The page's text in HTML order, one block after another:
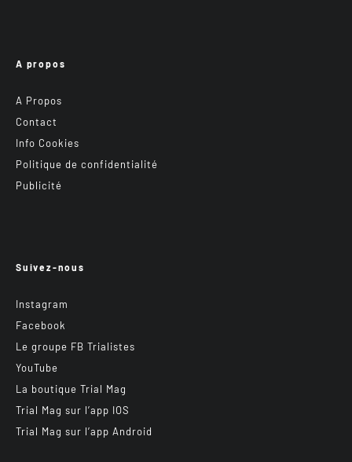
A propos
A Propos
Contact
Info Cookies
Politique de confidentialité
Publicité
Suivez-nous
Instagram
Facebook
Le groupe FB Trialistes
YouTube
La boutique Trial Mag
Trial Mag sur l’app IOS
Trial Mag sur l’app Android